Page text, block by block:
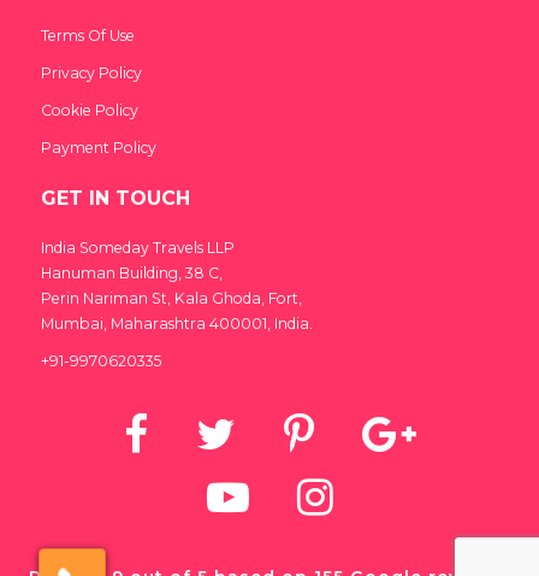
Terms Of Use
Privacy Policy
Cookie Policy
Payment Policy
GET IN TOUCH
India Someday Travels LLP
Hanuman Building, 38 C,
Perin Nariman St, Kala Ghoda, Fort,
Mumbai, Maharashtra 400001, India.
+91-9970620335